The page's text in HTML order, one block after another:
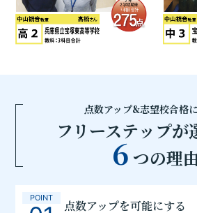
点数アップ&志望校合格
フリーステップが
6 つの理
POINT 点数アップを可能にする